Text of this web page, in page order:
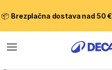
📦 Brezplačna dostava nad 50 €
Meni